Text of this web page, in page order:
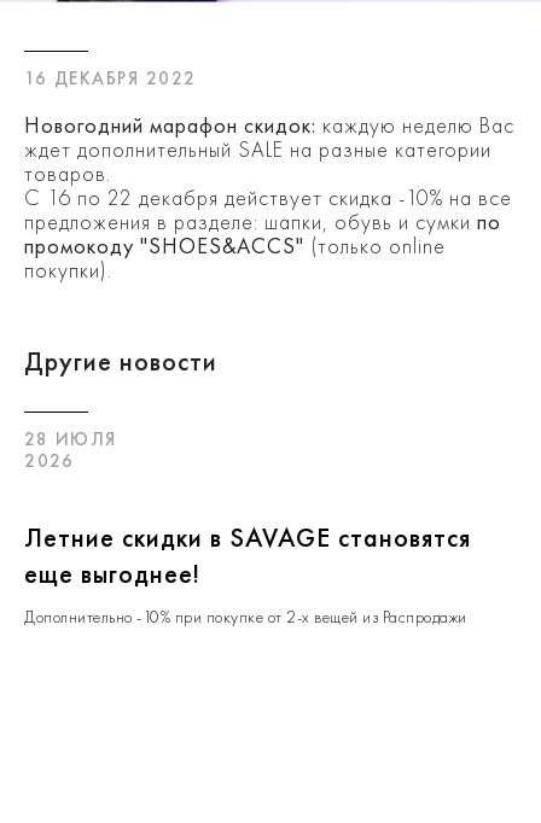
16 ДЕКАБРЯ 2022
Новогодний марафон скидок: каждую неделю Вас
ждет дополнительный SALE на разные категории
товаров.
С 16 по 22 декабря действует скидка -10% на все
предложения в разделе: шапки, обувь и сумки по
промокоду "SHOES&ACCS" (только online
покупки).
Другие новости
28 ИЮЛЯ
2026
Летние скидки в SAVAGE становятся
еще выгоднее!
Дополнительно -10% при покупке от 2-х вещей из Распродажи